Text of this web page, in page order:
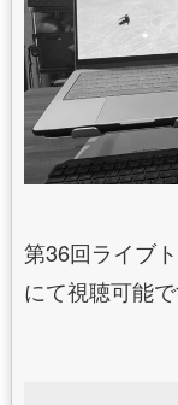
第36回ライブ
にて視聴可能で